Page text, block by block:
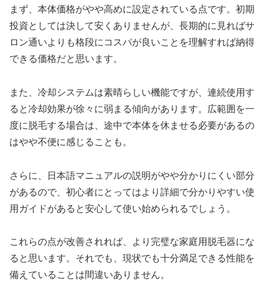
まず、本体価格がやや高めに設定されている点です。初期
投資としては決して安くありませんが、長期的に見ればサ
ロン通いよりも格段にコスパが良いことを理解すれば納得
できる価格だと思います。
また、冷却システムは素晴らしい機能ですが、連続使用す
ると冷却効果が徐々に弱まる傾向があります。広範囲を一
度に脱毛する場合は、途中で本体を休ませる必要があるの
はやや不便に感じることも。
さらに、日本語マニュアルの説明がやや分かりにくい部分
があるので、初心者にとってはより詳細で分かりやすい使
用ガイドがあると安心して使い始められるでしょう。
これらの点が改善されれば、より完璧な家庭用脱毛器にな
ると思います。それでも、現状でも十分満足できる性能を
備えていることは間違いありません。